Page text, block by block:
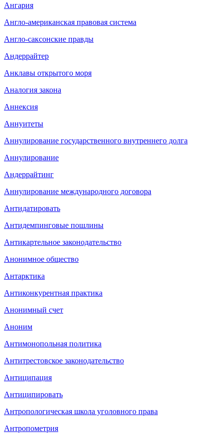
Ангария
Англо-американская правовая система
Англо-саксонские правды
Андеррайтер
Анклавы открытого моря
Аналогия закона
Аннексия
Аннуитеты
Аннулирование государственного внутреннего долга
Аннулирование
Андеррайтинг
Аннулирование международного договора
Антидатировать
Антидемпинговые пошлины
Антикартельное законодательство
Анонимное общество
Антарктика
Антиконкурентная практика
Анонимный счет
Аноним
Антимонопольная политика
Антитрестовское законодательство
Антиципация
Антиципировать
Антропологическая школа уголовного права
Антропометрия